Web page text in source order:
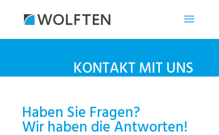
KONTAKT MIT UNS
Haben Sie Fragen?
Wir haben die Antworten!